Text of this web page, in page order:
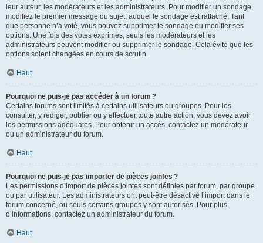
leur auteur, les modérateurs et les administrateurs. Pour modifier un sondage,
modifiez le premier message du sujet, auquel le sondage est rattaché. Tant
que personne n’a voté, vous pouvez supprimer le sondage ou modifier ses
options. Une fois des votes exprimés, seuls les modérateurs et les
administrateurs peuvent modifier ou supprimer le sondage. Cela évite que les
options soient changées en cours de scrutin.
Haut
Pourquoi ne puis-je pas accéder à un forum ?
Certains forums sont limités à certains utilisateurs ou groupes. Pour les
consulter, y rédiger, publier ou y effectuer toute autre action, vous devez avoir
les permissions adéquates. Pour obtenir un accès, contactez un modérateur
ou un administrateur du forum.
Haut
Pourquoi ne puis-je pas importer de pièces jointes ?
Les permissions d’import de pièces jointes sont définies par forum, par groupe
ou par utilisateur. Les administrateurs ont peut-être désactivé l’import dans le
forum concerné, ou seuls certains groupes y sont autorisés. Pour plus
d’informations, contactez un administrateur du forum.
Haut